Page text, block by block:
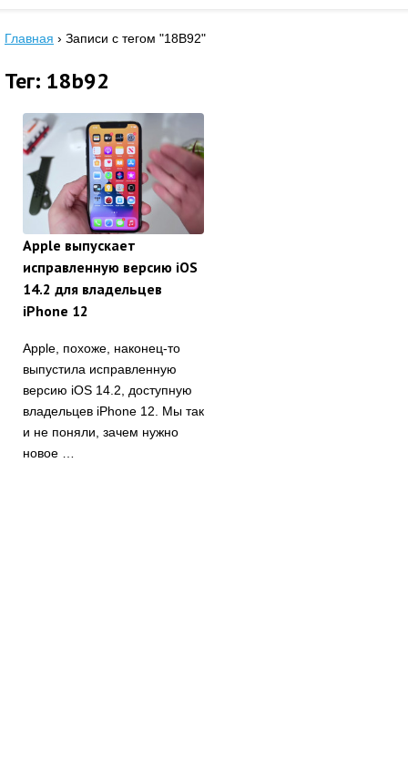
Главная › Записи с тегом "18B92"
Тег: 18b92
Apple выпускает
исправленную версию iOS
14.2 для владельцев
iPhone 12
Apple, похоже, наконец-то
выпустила исправленную
версию iOS 14.2, доступную
владельцев iPhone 12. Мы так
и не поняли, зачем нужно
новое …